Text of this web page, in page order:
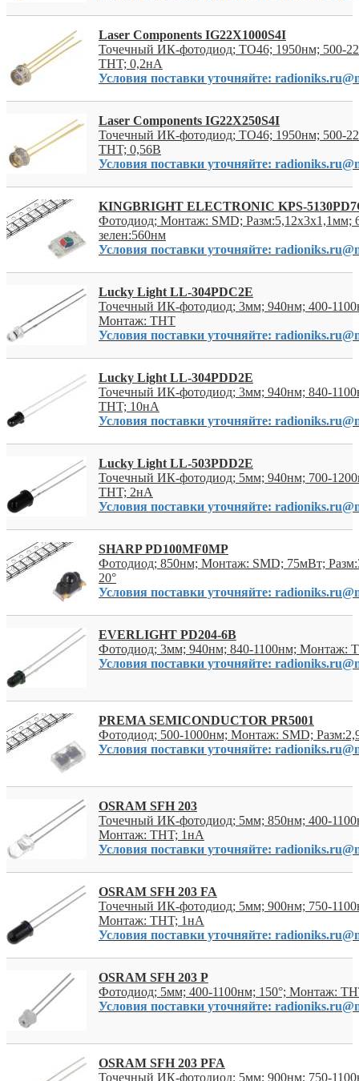
Laser Components IG22X1000S4I
Точечный ИК-фотодиод; TO46; 1950нм; 500-
THT; 0,2нА
Условия поставки уточняйте:
Laser Components IG22X250S4I
Точечный ИК-фотодиод; TO46; 1950нм; 500-
THT; 0,56В
Условия поставки уточняйте:
KINGBRIGHT ELECTRONIC KPS-
Фотодиод; Монтаж: SMD; Разм:5,12x3x1,1мм;
зелен:560нм
Условия поставки уточняйте:
Lucky Light LL-304PDC2E
Точечный ИК-фотодиод; 3мм; 940нм; 400-
Монтаж: THT
Условия поставки уточняйте:
Lucky Light LL-304PDD2E
Точечный ИК-фотодиод; 3мм; 940нм; 840-
THT; 10нА
Условия поставки уточняйте:
Lucky Light LL-503PDD2E
Точечный ИК-фотодиод; 5мм; 940нм; 700-
THT; 2нА
Условия поставки уточняйте:
SHARP PD100MF0MP
Фотодиод; 850нм; Монтаж: SMD; 75мВт;
20°
Условия поставки уточняйте:
EVERLIGHT PD204-6B
Фотодиод; 3мм; 940нм; 840-1100нм; Монтаж:
Условия поставки уточняйте:
PREMA SEMICONDUCTOR PR5001
Фотодиод; 500-1000нм; Монтаж: SMD;
Условия поставки уточняйте:
OSRAM SFH 203
Точечный ИК-фотодиод; 5мм; 850нм; 400-
Монтаж: THT; 1нА
Условия поставки уточняйте:
OSRAM SFH 203 FA
Точечный ИК-фотодиод; 5мм; 900нм; 750-
Монтаж: THT; 1нА
Условия поставки уточняйте:
OSRAM SFH 203 P
Фотодиод; 5мм; 400-1100нм; 150°; Монтаж:
Условия поставки уточняйте:
OSRAM SFH 203 PFA
Точечный ИК-фотодиод; 5мм; 900нм; 750-